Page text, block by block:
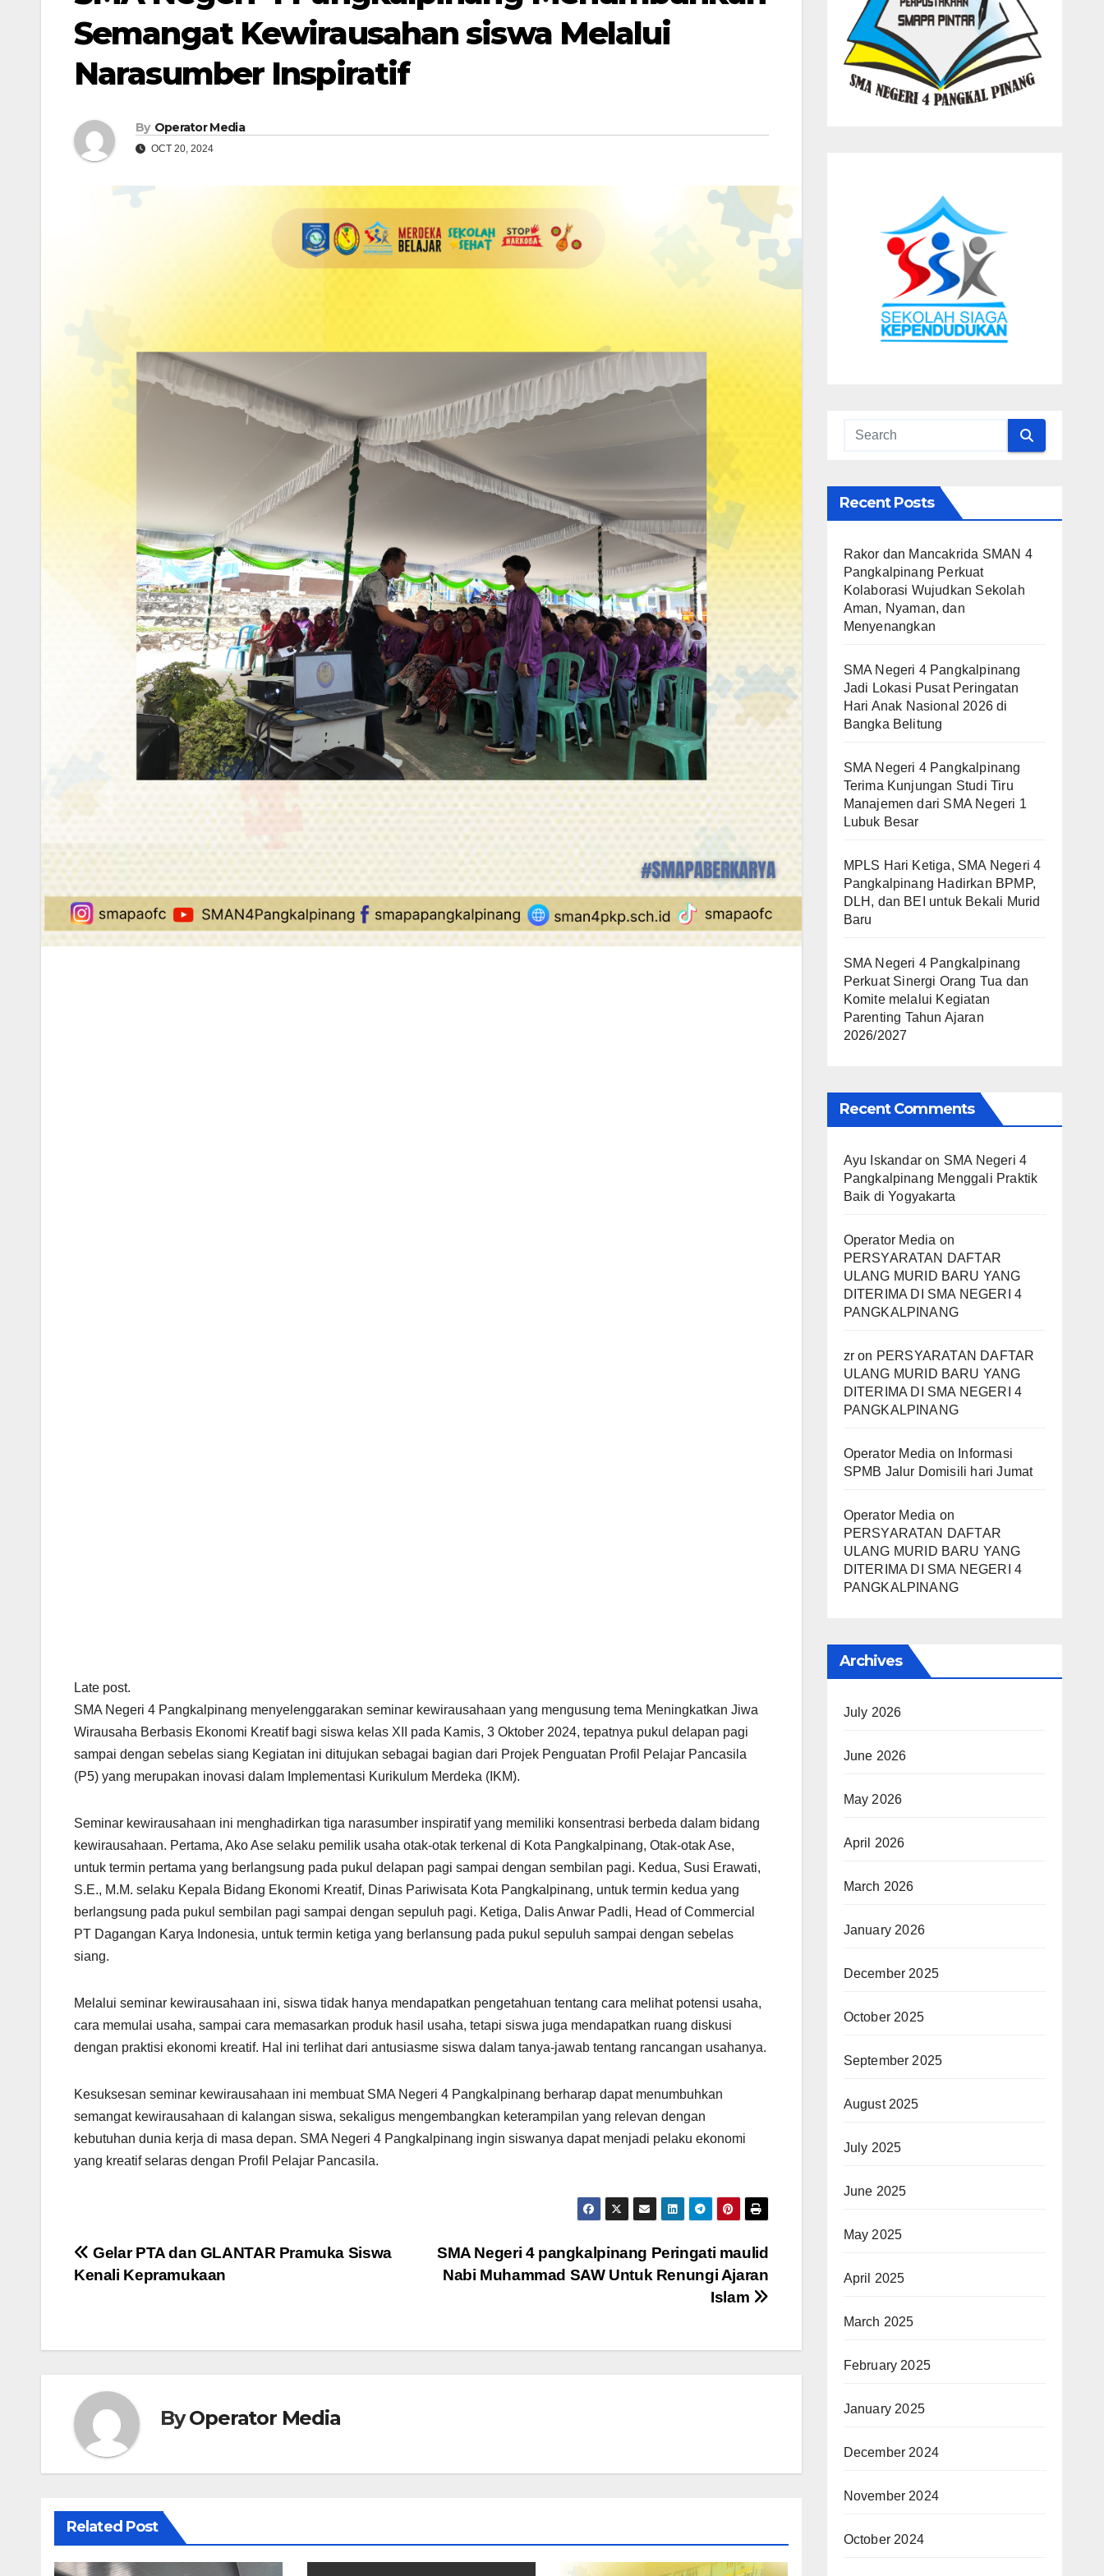
Semangat Kewirausahan siswa Melalui
Narasumber Inspiratif
By Operator Media
OCT 20, 2024
Late post.
SMA Negeri 4 Pangkalpinang menyelenggarakan seminar kewirausahaan yang mengusung tema Meningkatkan Jiwa
Wirausaha Berbasis Ekonomi Kreatif bagi siswa kelas XII pada Kamis, 3 Oktober 2024, tepatnya pukul delapan pagi
sampai dengan sebelas siang Kegiatan ini ditujukan sebagai bagian dari Projek Penguatan Profil Pelajar Pancasila
(P5) yang merupakan inovasi dalam Implementasi Kurikulum Merdeka (IKM).
Seminar kewirausahaan ini menghadirkan tiga narasumber inspiratif yang memiliki konsentrasi berbeda dalam bidang
kewirausahaan. Pertama, Ako Ase selaku pemilik usaha otak-otak terkenal di Kota Pangkalpinang, Otak-otak Ase,
untuk termin pertama yang berlangsung pada pukul delapan pagi sampai dengan sembilan pagi. Kedua, Susi Erawati,
S.E., M.M. selaku Kepala Bidang Ekonomi Kreatif, Dinas Pariwisata Kota Pangkalpinang, untuk termin kedua yang
berlangsung pada pukul sembilan pagi sampai dengan sepuluh pagi. Ketiga, Dalis Anwar Padli, Head of Commercial
PT Dagangan Karya Indonesia, untuk termin ketiga yang berlansung pada pukul sepuluh sampai dengan sebelas
siang.
Melalui seminar kewirausahaan ini, siswa tidak hanya mendapatkan pengetahuan tentang cara melihat potensi usaha,
cara memulai usaha, sampai cara memasarkan produk hasil usaha, tetapi siswa juga mendapatkan ruang diskusi
dengan praktisi ekonomi kreatif. Hal ini terlihat dari antusiasme siswa dalam tanya-jawab tentang rancangan usahanya.
Kesuksesan seminar kewirausahaan ini membuat SMA Negeri 4 Pangkalpinang berharap dapat menumbuhkan
semangat kewirausahaan di kalangan siswa, sekaligus mengembangkan keterampilan yang relevan dengan
kebutuhan dunia kerja di masa depan. SMA Negeri 4 Pangkalpinang ingin siswanya dapat menjadi pelaku ekonomi
yang kreatif selaras dengan Profil Pelajar Pancasila.
Post
navigation
SMA Negeri 4 pangkalpinang Peringati maulid
Nabi Muhammad SAW Untuk Renungi Ajaran
Islam
Gelar PTA dan GLANTAR Pramuka Siswa
Kenali Kepramukaan
ByOperator Media
Related Post
Recent Posts
Rakor dan Mancakrida SMAN 4
Pangkalpinang Perkuat
Kolaborasi Wujudkan Sekolah
Aman, Nyaman, dan
Menyenangkan
SMA Negeri 4 Pangkalpinang
Jadi Lokasi Pusat Peringatan
Hari Anak Nasional 2026 di
Bangka Belitung
SMA Negeri 4 Pangkalpinang
Terima Kunjungan Studi Tiru
Manajemen dari SMA Negeri 1
Lubuk Besar
MPLS Hari Ketiga, SMA Negeri 4
Pangkalpinang Hadirkan BPMP,
DLH, dan BEI untuk Bekali Murid
Baru
SMA Negeri 4 Pangkalpinang
Perkuat Sinergi Orang Tua dan
Komite melalui Kegiatan
Parenting Tahun Ajaran
2026/2027
Recent Comments
Ayu Iskandaron SMA Negeri 4
Pangkalpinang Menggali Praktik
Baik di Yogyakarta
Operator Media on
PERSYARATAN DAFTAR
ULANG MURID BARU YANG
DITERIMA DI SMA NEGERI 4
PANGKALPINANG
zron PERSYARATAN DAFTAR
ULANG MURID BARU YANG
DITERIMA DI SMA NEGERI 4
PANGKALPINANG
Operator Media on Informasi
SPMB Jalur Domisili hari Jumat
Operator Media on
PERSYARATAN DAFTAR
ULANG MURID BARU YANG
DITERIMA DI SMA NEGERI 4
PANGKALPINANG
Archives
July 2026
June 2026
May 2026
April 2026
March 2026
January 2026
December 2025
October 2025
September 2025
August 2025
July 2025
June 2025
May 2025
April 2025
March 2025
February 2025
January 2025
December 2024
November 2024
October 2024